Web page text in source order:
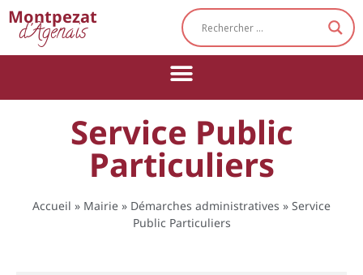
Montpezat
d'Agenais
Service Public
Particuliers
Accueil » Mairie » Démarches administratives » Service
Public Particuliers
Cookies management panel